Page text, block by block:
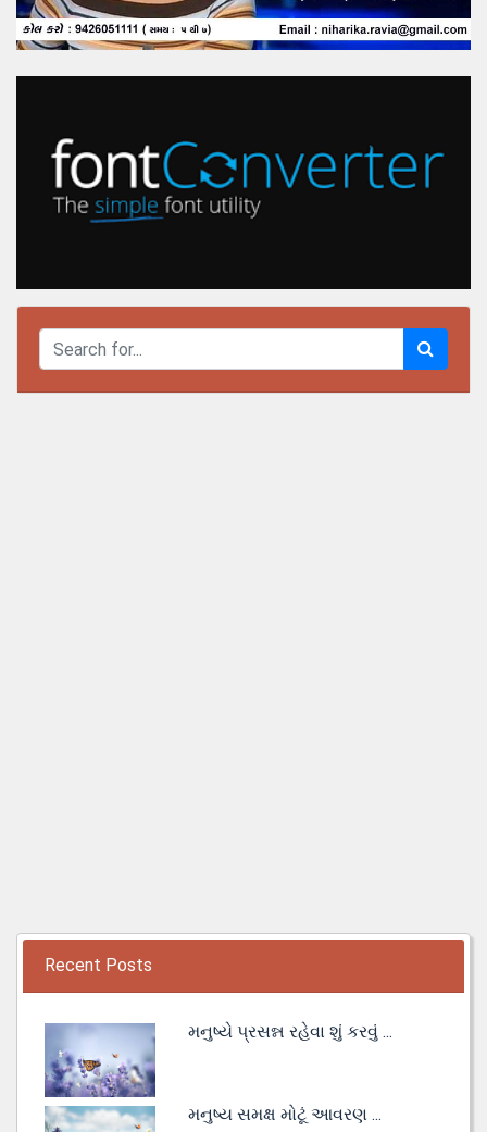
Recent Posts
મનુષ્યે પ્રસન્ન રહેવા શું કરવું ...
મનુષ્ય સમક્ષ મોટૂં આવરણ ...